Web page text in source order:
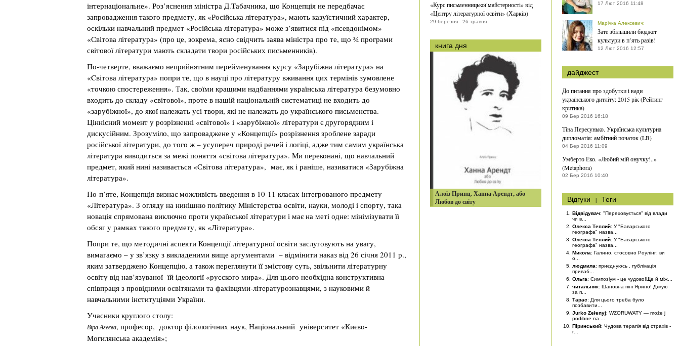
інтернаціональне». Роз’яснення міністра Д.Табачника, що Концепція не передбачає
запровадження такого предмету, як «Російська література», мають казуїстичний характер,
оскільки навчальний предмет «Російська література» може з’явитися під «псевдонімом»
«Світова література» (про це, зокрема, ясно свідчить заява міністра про те, що ¾ програми
світової літератури мають складати твори російських письменників).
По-четверте, вважаємо неприйнятним перейменування курсу «Зарубіжна література» на
«Cвітова література» попри те, що в науці про літературу вживання цих термінів зумовлене
«точкою спостереження». Так, своїми кращими надбаннями українська література безумовно
входить до складу «світової», проте в нашій національній систематиці не входить до
«зарубіжної», до якої належать усі твори, які не належать до українського письменства.
Ціннісний момент у розрізненні «світової» і «зарубіжної» літератури є другорядним і
дискусійним. Зрозуміло, що запроваджене у «Концепції» розрізнення зроблене заради
російської літератури, до того ж – усупереч природі речей і логіці, адже тим самим українська
література виводиться за межі поняття «світова література». Ми переконані, що навчальний
предмет, який нині називається «Світова література», має, як і раніше, називатися «Зарубіжна
література».
По-п’яте, Концепція визнає можливість введення в 10-11 класах інтегрованого предмету
«Література». З огляду на нинішню політику Міністерства освіти, науки, молоді і спорту, така
новація спрямована виключно проти української літератури і має на меті одне: мінімізувати її
обсяг у рамках такого предмету, як «Література».
Попри те, що методичні аспекти Концепції літературної освіти заслуговують на увагу,
вимагаємо – у зв’язку з викладеними вище аргументами – відмінити наказ від 26 січня 2011 р.,
яким затверджено Концепцію, а також переглянути її змістову суть, звільнити літературну
освіту від нав’язуваної їй ідеології «русского мира». Для цього необхідна конструктивна
співпраця з провідними освітянами та фахівцями-літературознавцями, з науковими й
навчальними інституціями України.
Учасники круглого столу:
Віра Агеєва, професор, доктор філологічних наук, Національний університет «Києво-
Могилянська академія»;
«Курс письменницької майстерності» від
«Центру літературної освіти» (Харків)
29 березня - 26 травня
книга дня
Алоїз Принц. Ханна Арендт, або
Любов до світу
17 Лют 2016 11:48
Марічка Алексевич:
Зате збільшили бюджет
культури в п’ять разів!
12 Лют 2016 12:57
дайджест
До питання про здобутки і вади
українського дитліту: 2015 рік (Рейтинг
критика)
09 Бер 2016 16:18
Тіна Пересунько. Українська культурна
дипломатія: амбітний початок (LB)
04 Бер 2016 11:09
Умберто Еко. «Любий мій онучку!..»
(Metaphora)
02 Бер 2016 10:40
Відгуки | Теги
Відвідувач: "Переховується" від влади
чи в...
Олекса Теплий: У "Баварського
географа" назва...
Олекса Теплий: У "Баварського
географа" назва...
Микола: Галино, стосовно Роулінг: ви
о...
людмила: приєднуюсь . публікація
приваб...
Ольга: Симпозіум - це чудово!Ще й між...
читальник: Шановна піні Ярино! Дякую
за п...
Тарас: Для цього треба було
позбавити...
Jurko Zełenyj: WZORUWATY — może j
podibne na ...
Піринський: Чудова терапія від страхів -
г...